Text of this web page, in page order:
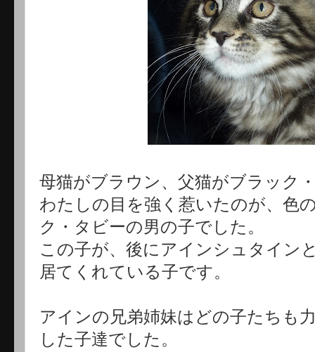
母猫がブラウン、父猫がブラック
わたしの目を強く惹いたのが、色
ク・タビーの男の子でした。
この子が、後にアインシュタイン
居てくれている子です。
アインの兄弟姉妹はどの子たちも
した子達でした。